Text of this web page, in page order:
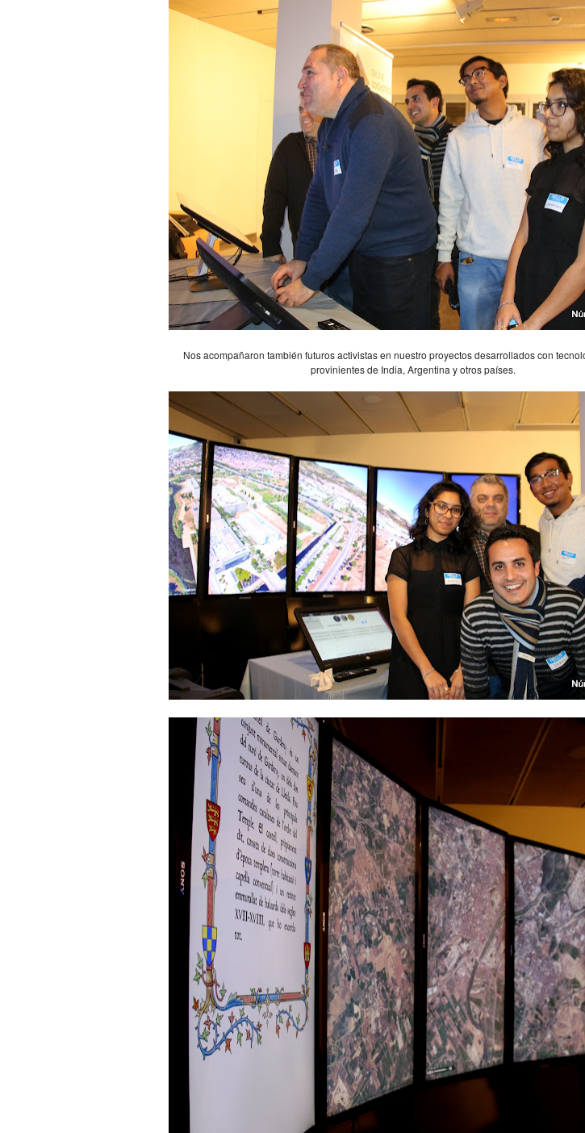
Nos acompañaron también futuros activistas en nuestro proyectos desarrollados con
provinientes de India, Argentina y otros países.